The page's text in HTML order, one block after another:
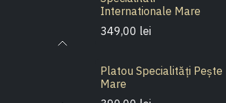
Internationale Mare
349,00 lei
Platou Specialități Pește
Mare